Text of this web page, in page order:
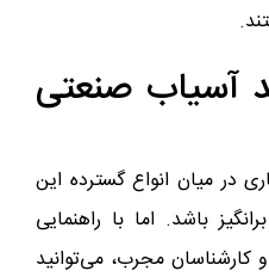
آسیاب صنعتی
در میان انواع گسترده این
باشد. اما با راهنمایی
مجرب، می‌توانید